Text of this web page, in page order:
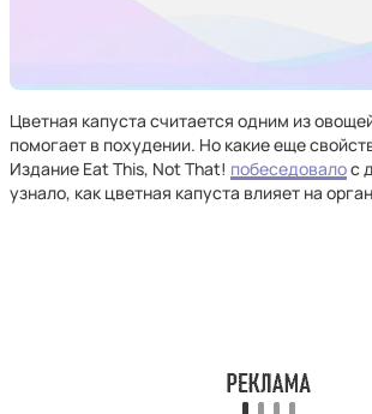
Цветная капуста считается одним из
помогает в похудении. Но какие еще
Издание Eat This, Not That! побеседовалос
узнало, как цветная капуста влияет на